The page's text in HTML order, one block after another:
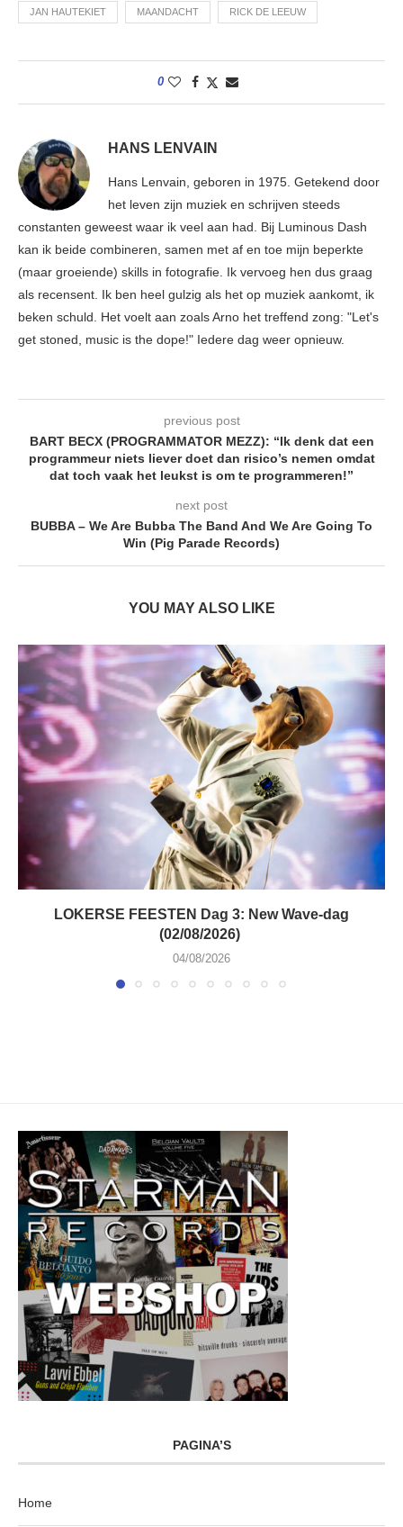
JAN HAUTEKIET MAANDACHT RICK DE LEEUW
0
HANS LENVAIN
Hans Lenvain, geboren in 1975. Getekend door
het leven zijn muziek en schrijven steeds
constanten geweest waar ik veel aan had. Bij Luminous Dash
kan ik beide combineren, samen met af en toe mijn beperkte
(maar groeiende) skills in fotografie. Ik vervoeg hen dus graag
als recensent. Ik ben heel gulzig als het op muziek aankomt, ik
beken schuld. Het voelt aan zoals Arno het treffend zong: "Let's
get stoned, music is the dope!" Iedere dag weer opnieuw.
previous post
BART BECX (PROGRAMMATOR MEZZ): “Ik denk dat een
programmeur niets liever doet dan risico’s nemen omdat
dat toch vaak het leukst is om te programmeren!”
next post
BUBBA – We Are Bubba The Band And We Are Going To
Win (Pig Parade Records)
YOU MAY ALSO LIKE
LOKERSE FEESTEN Dag 3: New Wave-dag
(02/08/2026)
04/08/2026
PAGINA’S
Home